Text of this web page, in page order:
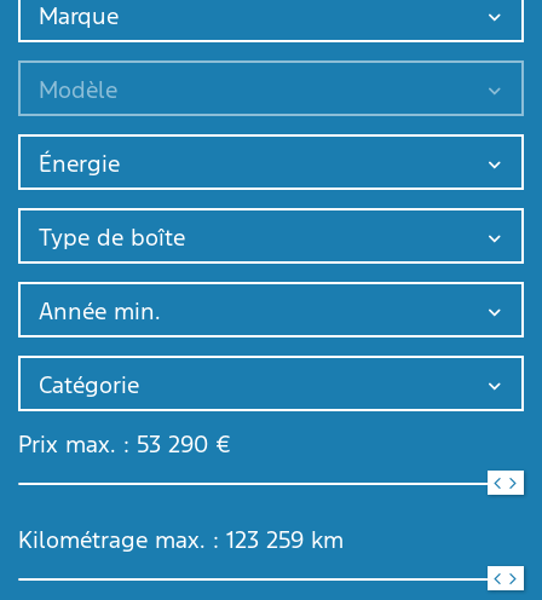
Marque
Modèle
Énergie
Type de boîte
Année min.
Catégorie
Prix max. : 53 290 €
Kilométrage max. : 123 259 km